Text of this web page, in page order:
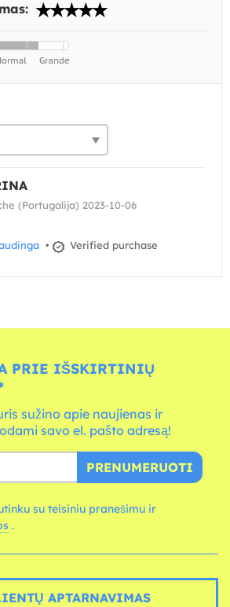
(Portugalija) 2023-10-06
• Verified purchase
PRIE IŠSKIRTINIŲ
sužino apie naujienas ir
savo el. pašto adresą!
PRENUMERUOTI
su teisiniu pranešimu ir
.
APTARNAVIMAS